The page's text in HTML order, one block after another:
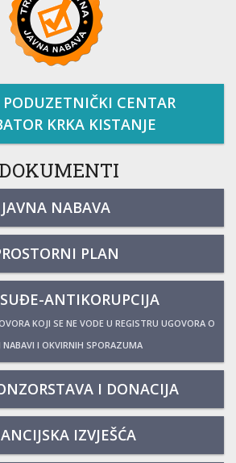
CENTAR
KRKA KISTANJE
JAVNA NABAVA
PLAN
ANTIKORUPCIJA
KOJI SE NE VODE U REGISTRU UGOVORA O
NABAVI I OKVIRNIH SPORAZUMA
I DONACIJA
IZVJEŠĆA